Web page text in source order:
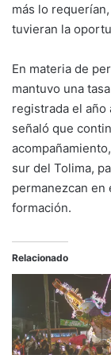
más lo
tuvieran la
En materia de
mantuvo una
registrada el año
señaló que
sur del Tolima,
permanezcan en
formación.
Relacionado